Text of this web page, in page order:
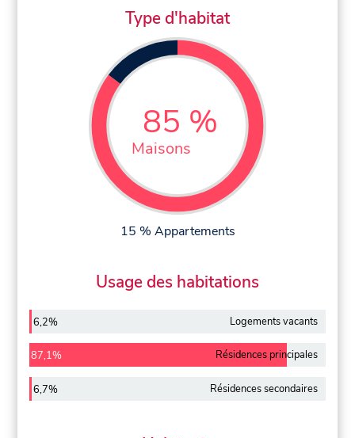
Type d'habitat
85 %
Maisons
15 % Appartements
Usage des habitations
6,2% Logements vacants
87,1% Résidences principales
6,7% Résidences secondaires